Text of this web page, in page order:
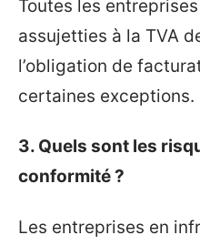
Toutes les
assujetties à la TVA
l’obligation de
certaines exceptions.
3. Quels sont les
conformité ?
Les entreprises en